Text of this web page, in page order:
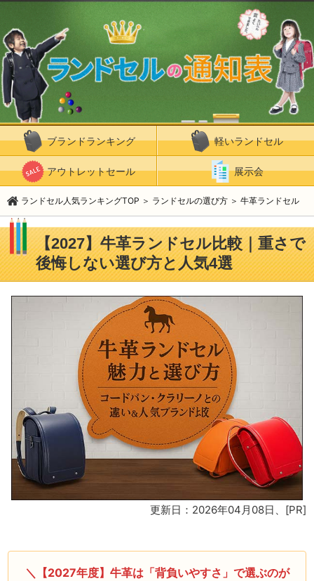
ブランドランキング 軽いランドセル
アウトレットセール 展示会
ランドセル人気ランキングTOP ＞ ランドセルの選び方 ＞ 牛革ランドセル
【2027】牛革ランドセル比較｜重さで
後悔しない選び方と人気4選
更新日：2026年04月08日 、[PR]
＼【2027年度】牛革は「背負いやすさ」で選ぶのが